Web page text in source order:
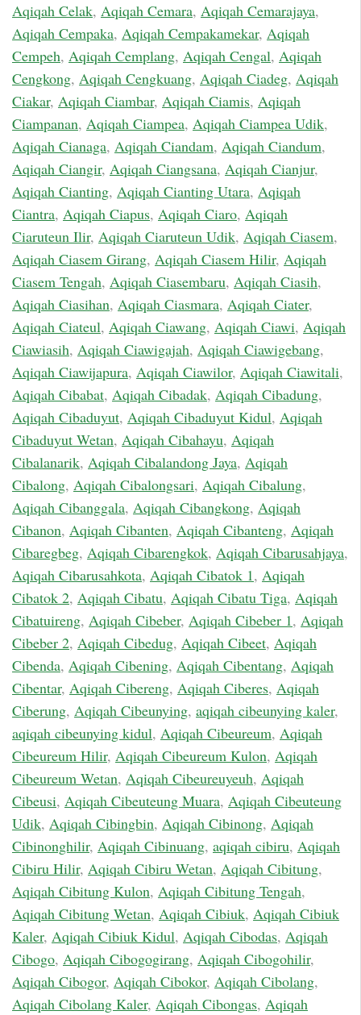
Aqiqah Celak, Aqiqah Cemara, Aqiqah Cemarajaya,
Aqiqah Cempaka, Aqiqah Cempakamekar, Aqiqah
Cempeh, Aqiqah Cemplang, Aqiqah Cengal, Aqiqah
Cengkong, Aqiqah Cengkuang, Aqiqah Ciadeg, Aqiqah
Ciakar, Aqiqah Ciambar, Aqiqah Ciamis, Aqiqah
Ciampanan, Aqiqah Ciampea, Aqiqah Ciampea Udik,
Aqiqah Cianaga, Aqiqah Ciandam, Aqiqah Ciandum,
Aqiqah Ciangir, Aqiqah Ciangsana, Aqiqah Cianjur,
Aqiqah Cianting, Aqiqah Cianting Utara, Aqiqah
Ciantra, Aqiqah Ciapus, Aqiqah Ciaro, Aqiqah
Ciaruteun Ilir, Aqiqah Ciaruteun Udik, Aqiqah Ciasem,
Aqiqah Ciasem Girang, Aqiqah Ciasem Hilir, Aqiqah
Ciasem Tengah, Aqiqah Ciasembaru, Aqiqah Ciasih,
Aqiqah Ciasihan, Aqiqah Ciasmara, Aqiqah Ciater,
Aqiqah Ciateul, Aqiqah Ciawang, Aqiqah Ciawi, Aqiqah
Ciawiasih, Aqiqah Ciawigajah, Aqiqah Ciawigebang,
Aqiqah Ciawijapura, Aqiqah Ciawilor, Aqiqah Ciawitali,
Aqiqah Cibabat, Aqiqah Cibadak, Aqiqah Cibadung,
Aqiqah Cibaduyut, Aqiqah Cibaduyut Kidul, Aqiqah
Cibaduyut Wetan, Aqiqah Cibahayu, Aqiqah
Cibalanarik, Aqiqah Cibalandong Jaya, Aqiqah
Cibalong, Aqiqah Cibalongsari, Aqiqah Cibalung,
Aqiqah Cibanggala, Aqiqah Cibangkong, Aqiqah
Cibanon, Aqiqah Cibanten, Aqiqah Cibanteng, Aqiqah
Cibaregbeg, Aqiqah Cibarengkok, Aqiqah Cibarusahjaya,
Aqiqah Cibarusahkota, Aqiqah Cibatok 1, Aqiqah
Cibatok 2, Aqiqah Cibatu, Aqiqah Cibatu Tiga, Aqiqah
Cibatuireng, Aqiqah Cibeber, Aqiqah Cibeber 1, Aqiqah
Cibeber 2, Aqiqah Cibedug, Aqiqah Cibeet, Aqiqah
Cibenda, Aqiqah Cibening, Aqiqah Cibentang, Aqiqah
Cibentar, Aqiqah Cibereng, Aqiqah Ciberes, Aqiqah
Ciberung, Aqiqah Cibeunying, aqiqah cibeunying kaler,
aqiqah cibeunying kidul, Aqiqah Cibeureum, Aqiqah
Cibeureum Hilir, Aqiqah Cibeureum Kulon, Aqiqah
Cibeureum Wetan, Aqiqah Cibeureuyeuh, Aqiqah
Cibeusi, Aqiqah Cibeuteung Muara, Aqiqah Cibeuteung
Udik, Aqiqah Cibingbin, Aqiqah Cibinong, Aqiqah
Cibinonghilir, Aqiqah Cibinuang, aqiqah cibiru, Aqiqah
Cibiru Hilir, Aqiqah Cibiru Wetan, Aqiqah Cibitung,
Aqiqah Cibitung Kulon, Aqiqah Cibitung Tengah,
Aqiqah Cibitung Wetan, Aqiqah Cibiuk, Aqiqah Cibiuk
Kaler, Aqiqah Cibiuk Kidul, Aqiqah Cibodas, Aqiqah
Cibogo, Aqiqah Cibogogirang, Aqiqah Cibogohilir,
Aqiqah Cibogor, Aqiqah Cibokor, Aqiqah Cibolang,
Aqiqah Cibolang Kaler, Aqiqah Cibongas, Aqiqah